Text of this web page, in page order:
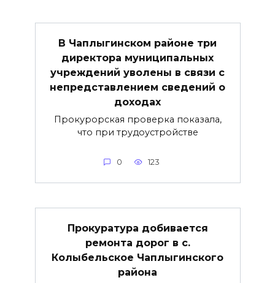
В Чаплыгинском районе три
директора муниципальных
учреждений уволены в связи с
непредставлением сведений о
доходах
Прокурорская проверка показала,
что при трудоустройстве
0 123
Прокуратура добивается
ремонта дорог в с.
Колыбельское Чаплыгинского
района